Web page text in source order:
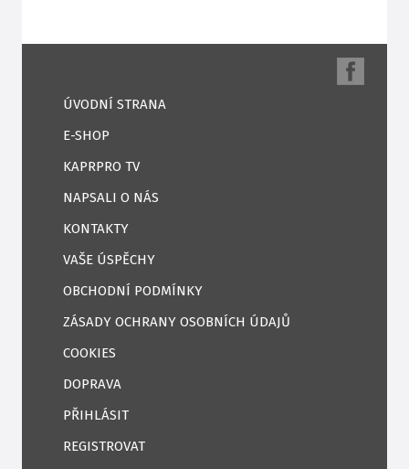
ÚVODNÍ STRANA
E-SHOP
KAPRPRO TV
NAPSALI O NÁS
KONTAKTY
VAŠE ÚSPĚCHY
OBCHODNÍ PODMÍNKY
ZÁSADY OCHRANY OSOBNÍCH ÚDAJŮ
COOKIES
DOPRAVA
PŘIHLÁSIT
REGISTROVAT